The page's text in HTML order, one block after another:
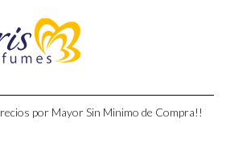
por Mayor Sin Minimo de Compra!!